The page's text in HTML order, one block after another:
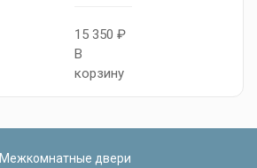
15 350 ₽
В
корзину
Межкомнатные двери